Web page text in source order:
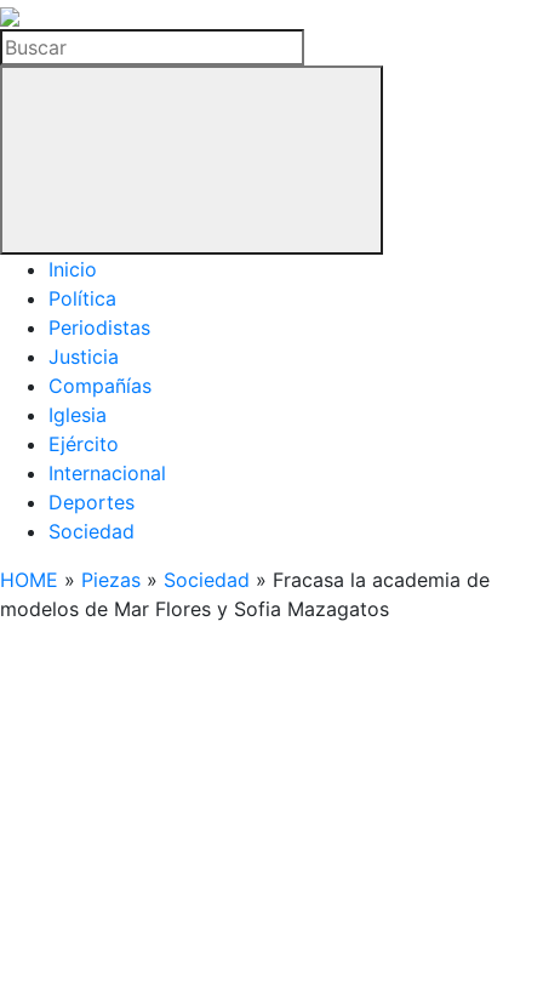
La
Hemeroteca
del
Buscar
Inicio
Política
Periodistas
Justicia
Compañías
Iglesia
Ejército
Internacional
Deportes
Sociedad
HOME » Piezas » Sociedad » Fracasa la academia de
modelos de Mar Flores y Sofia Mazagatos